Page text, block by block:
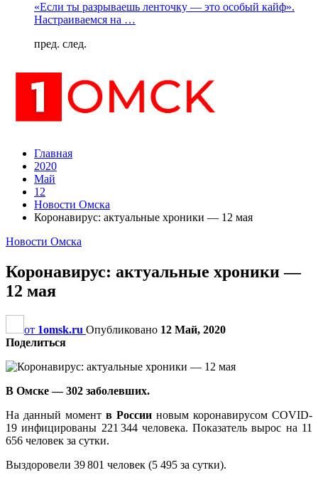
«Если ты разрываешь ленточку — это особый кайф».
Настраиваемся на …
пред. след.
Главная
2020
Май
12
Новости Омска
Коронавирус: актуальные хроники — 12 мая
Новости Омска
Коронавирус: актуальные хроники —
12 мая
от 1omsk.ru Опубликовано 12 Май, 2020
Поделиться
В Омске — 302 заболевших.
На данный момент в России новым коронавирусом COVID-
19 инфицированы 221 344 человека. Показатель вырос на 11
656 человек за сутки.
Выздоровели 39 801 человек (5 495 за сутки).